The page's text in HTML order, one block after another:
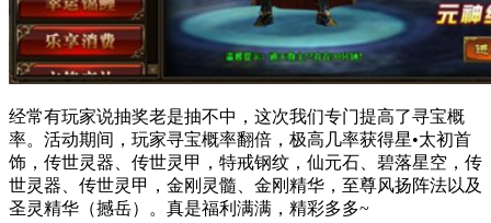
经常有玩家说抽奖老是抽不中，这次我们专门提高了寻宝概
率。活动期间，玩家寻宝概率翻倍，极高几率获得星•太初首
饰，传世灵器、传世灵甲，特戒钢纹，仙元石、碧落星空，传
世灵器、传世灵甲，金刚灵髓、金刚精华，至尊风扬阵法以及
圣灵精华（撼岳）。真是福利满满，精彩多多~